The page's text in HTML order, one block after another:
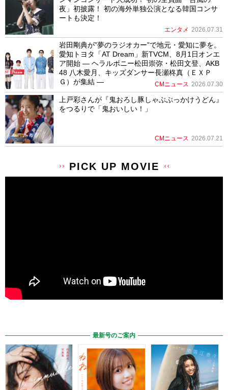
夜」初披露！ 初の海外単独公演となる韓国コンサ
ートも決定！
エンタメ 2026.07.31
岩田剛典が”夢のラジオカー”で地元・愛知に夢を。
愛知トヨタ「AT Dream」新TVCM、8月1日オンエ
ア開始 ― ヘラルボニー松田崇弥・松田文登、AKB
48 八木愛月、キッズダンサー長瀬柊真（ＥＸＰ
Ｇ）が集結 ―
CMニュース 2026.07.30
上戸彩さんが『鬼おろし豚しゃぶぶっかけうどん』
をつるりで「鬼おいしい！」
CMニュース 2026.07.21
PICK UP MOVIE
最新号のご案内